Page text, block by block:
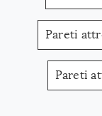
Pareti
Pareti